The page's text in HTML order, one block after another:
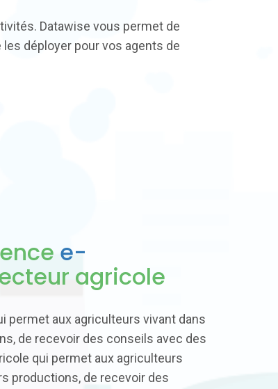
Datawise vous permet de
déployer pour vos agents de
e-
agricole
permet aux agriculteurs vivant dans
de recevoir des conseils avec des
qui permet aux agriculteurs
productions, de recevoir des